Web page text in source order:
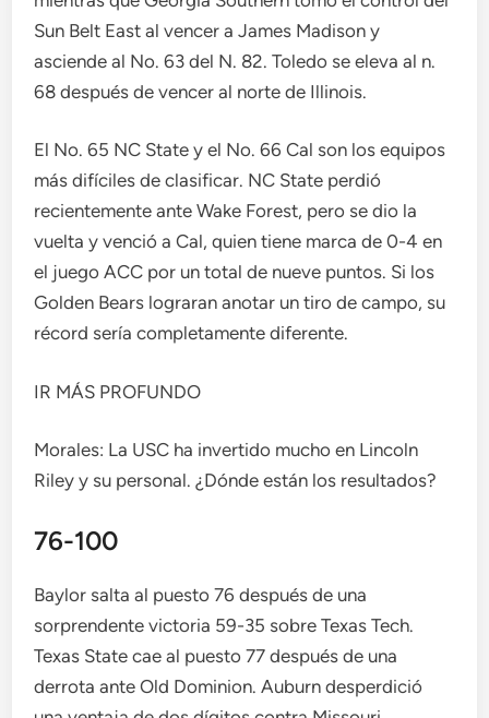
Sun Belt East al vencer a James Madison y
asciende al No. 63 del N. 82. Toledo se eleva al n.
68 después de vencer al norte de Illinois.
El No. 65 NC State y el No. 66 Cal son los equipos
más difíciles de clasificar. NC State perdió
recientemente ante Wake Forest, pero se dio la
vuelta y venció a Cal, quien tiene marca de 0-4 en
el juego ACC por un total de nueve puntos. Si los
Golden Bears lograran anotar un tiro de campo, su
récord sería completamente diferente.
IR MÁS PROFUNDO
Morales: La USC ha invertido mucho en Lincoln
Riley y su personal. ¿Dónde están los resultados?
76-100
Baylor salta al puesto 76 después de una
sorprendente victoria 59-35 sobre Texas Tech.
Texas State cae al puesto 77 después de una
derrota ante Old Dominion. Auburn desperdició